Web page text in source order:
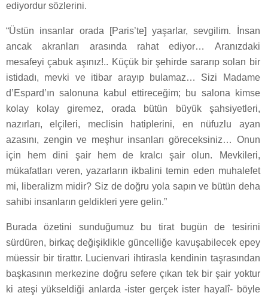
ediyordur sözlerini.
“Üstün insanlar orada [Paris’te] yaşarlar, sevgilim. İnsan
ancak akranları arasında rahat ediyor… Aranızdaki
mesafeyi çabuk aşınız!.. Küçük bir şehirde sararıp solan bir
istidadı, mevki ve itibar arayıp bulamaz… Sizi Madame
d’Espard’ın salonuna kabul ettireceğim; bu salona kimse
kolay kolay giremez, orada bütün büyük şahsiyetleri,
nazırları, elçileri, meclisin hatiplerini, en nüfuzlu ayan
azasını, zengin ve meşhur insanları göreceksiniz… Onun
için hem dini şair hem de kralcı şair olun. Mevkileri,
mükafatları veren, yazarların ikbalini temin eden muhalefet
mi, liberalizm midir? Siz de doğru yola sapın ve bütün deha
sahibi insanların geldikleri yere gelin.”
Burada özetini sunduğumuz bu tirat bugün de tesirini
sürdüren, birkaç değişiklikle güncelliğe kavuşabilecek epey
müessir bir tirattır. Lucienvari ihtirasla kendinin taşrasından
başkasının merkezine doğru sefere çıkan tek bir şair yoktur
ki ateşi yükseldiği anlarda -ister gerçek ister hayalî- böyle